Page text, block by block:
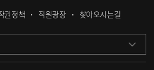
권정책 직원광장 찾아오시는길